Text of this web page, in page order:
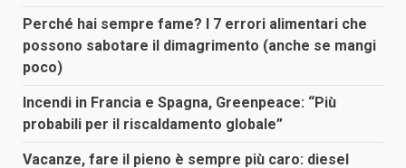
Perché hai sempre fame? I 7 errori alimentari che
possono sabotare il dimagrimento (anche se mangi
poco)
Incendi in Francia e Spagna, Greenpeace: “Più
probabili per il riscaldamento globale”
Vacanze, fare il pieno è sempre più caro: diesel